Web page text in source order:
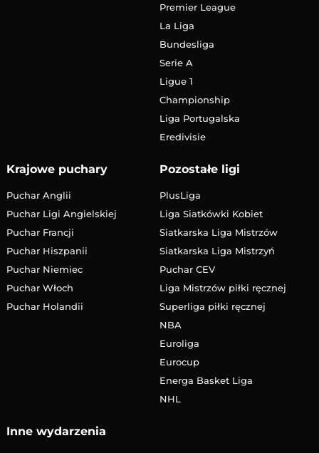
Premier League
La Liga
Bundesliga
Serie A
Ligue 1
Championship
Liga Portugalska
Eredivisie
Krajowe puchary
Puchar Anglii
Puchar Ligi Angielskiej
Puchar Francji
Puchar Hiszpanii
Puchar Niemiec
Puchar Włoch
Puchar Holandii
Pozostałe ligi
PlusLiga
Liga Siatkówki Kobiet
Siatkarska Liga Mistrzów
Siatkarska Liga Mistrzyń
Puchar CEV
Liga Mistrzów piłki ręcznej
Superliga piłki ręcznej
NBA
Euroliga
Eurocup
Energa Basket Liga
NHL
Inne wydarzenia